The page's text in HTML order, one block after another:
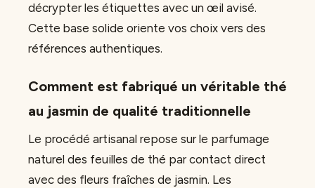
décrypter les étiquettes avec un œil avisé.
Cette base solide oriente vos choix vers des
références authentiques.
Comment est fabriqué un véritable thé
au jasmin de qualité traditionnelle
Le procédé artisanal repose sur le parfumage
naturel des feuilles de thé par contact direct
avec des fleurs fraîches de jasmin. Les